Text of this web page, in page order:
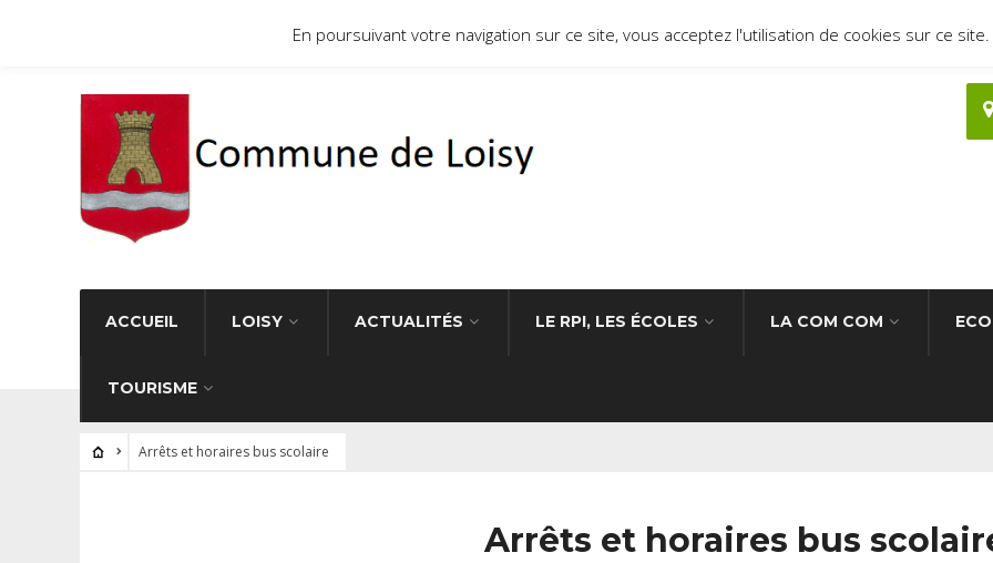
Site officiel de la commune de Loisy 71290
ACCUEIL LOISY ACTUALITÉS LE RPI, LES ÉCOLES LA COM COM
TOURISME
Arrêts et horaires bus scolaire
Arrêts et horaires bus
En poursuivant votre navigation sur ce site, vous acceptez l'utilisation de cookies sur ce site.